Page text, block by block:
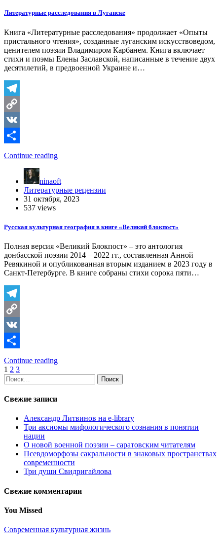
Литературные расследования в Луганске
Книга «Литературные расследования» продолжает «Опыты
пристального чтения», созданные луганским искусствоведом,
ценителем поэзии Владимиром Карбанем. Книга включает
стихи и поэмы Елены Заславской, написанные в течение двух
десятилетий, в предвоенной Украине и…
Telegram
Copy
Link
VK
Отправить
Continue reading
ninaoft
Литературные рецензии
31 октября, 2023
537 views
Русская культурная география в книге «Великий блокпост»
Полная версия «Великий Блокпост» – это антология
донбасской поэзии 2014 – 2022 гг., составленная Анной
Ревякиной и опубликованная вторым изданием в 2023 году в
Санкт-Петербурге. В книге собраны стихи сорока пяти…
Telegram
Copy
Link
VK
Отправить
Continue reading
Пагинация
записей
1 2 3
Найти:
Свежие записи
Александр Литвинов на e-library
Три аксиомы мифологического сознания в понятии
нации
О новой военной поэзии – саратовским читателям
Псевдоморфозы сакральности в знаковых пространствах
современности
Три души Свидригайлова
Свежие комментарии
You Missed
Современная культурная жизнь